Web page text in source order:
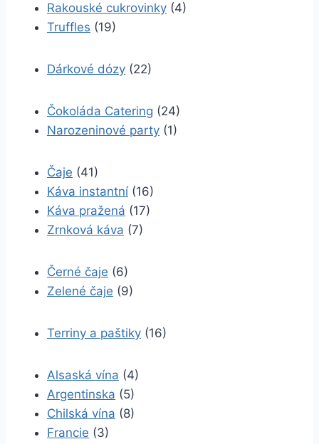
Rakouské cukrovinky (4)
Truffles (19)
Dárkové dózy (22)
Čokoláda Catering (24)
Narozeninové party (1)
Čaje (41)
Káva instantní (16)
Káva pražená (17)
Zrnková káva (7)
Černé čaje (6)
Zelené čaje (9)
Terriny a paštiky (16)
Alsaská vína (4)
Argentinska (5)
Chilská vína (8)
Francie (3)